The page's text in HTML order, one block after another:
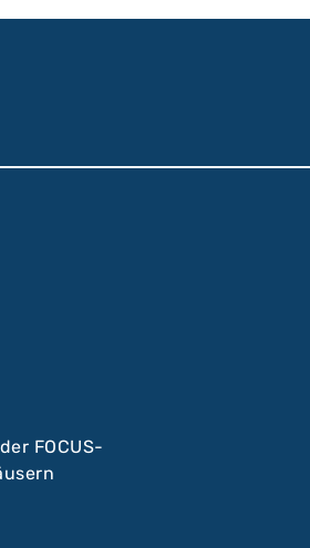
FOCUS-